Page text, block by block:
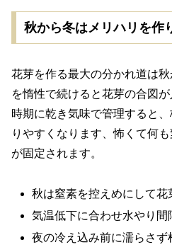
秋から冬はメリハリを作
花芽を作る最大の分かれ道は
を惰性で続けると花芽の合図
時期に乾き気味で管理すると
りやすくなります、怖くて何
が固定されます。
秋は窒素を控えめにして花
気温低下に合わせ水やり間
夜の冷え込み前に濡らさず